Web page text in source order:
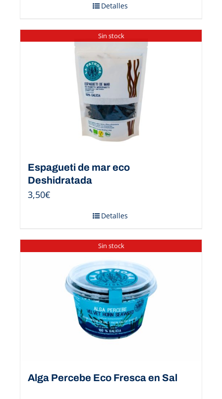
Detalles
Sin stock
Espagueti de mar eco
Deshidratada
3,50€
Detalles
Sin stock
Alga Percebe Eco Fresca en Sal